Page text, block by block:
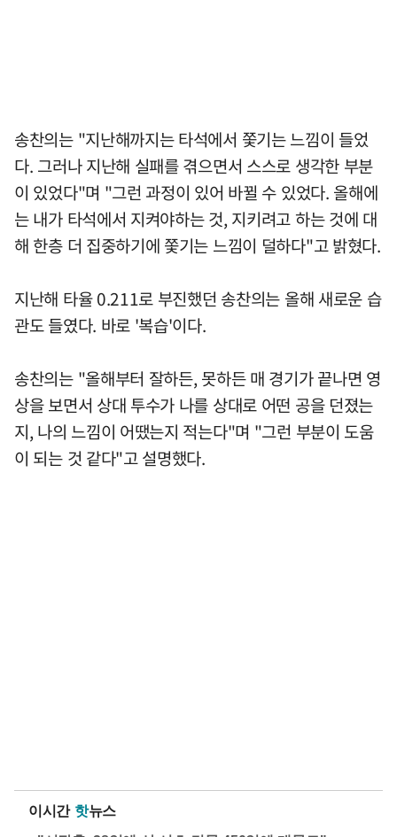
송찬의는 "지난해까지는 타석에서 쫓기는 느낌이 들었
다. 그러나 지난해 실패를 겪으면서 스스로 생각한 부분
이 있었다"며 "그런 과정이 있어 바뀔 수 있었다. 올해에
는 내가 타석에서 지켜야하는 것, 지키려고 하는 것에 대
해 한층 더 집중하기에 쫓기는 느낌이 덜하다"고 밝혔다.
지난해 타율 0.211로 부진했던 송찬의는 올해 새로운 습
관도 들였다. 바로 '복습'이다.
송찬의는 "올해부터 잘하든, 못하든 매 경기가 끝나면 영
상을 보면서 상대 투수가 나를 상대로 어떤 공을 던졌는
지, 나의 느낌이 어땠는지 적는다"며 "그런 부분이 도움
이 되는 것 같다"고 설명했다.
이시간 핫뉴스